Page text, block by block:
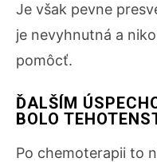
Je však pevne
je nevyhnutná a
pomôcť.
ĎALŠÍM
BOLO
Po chemoterapii to